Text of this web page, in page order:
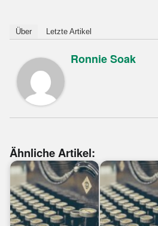
Über Letzte Artikel
Ronnie Soak
Ähnliche Artikel: